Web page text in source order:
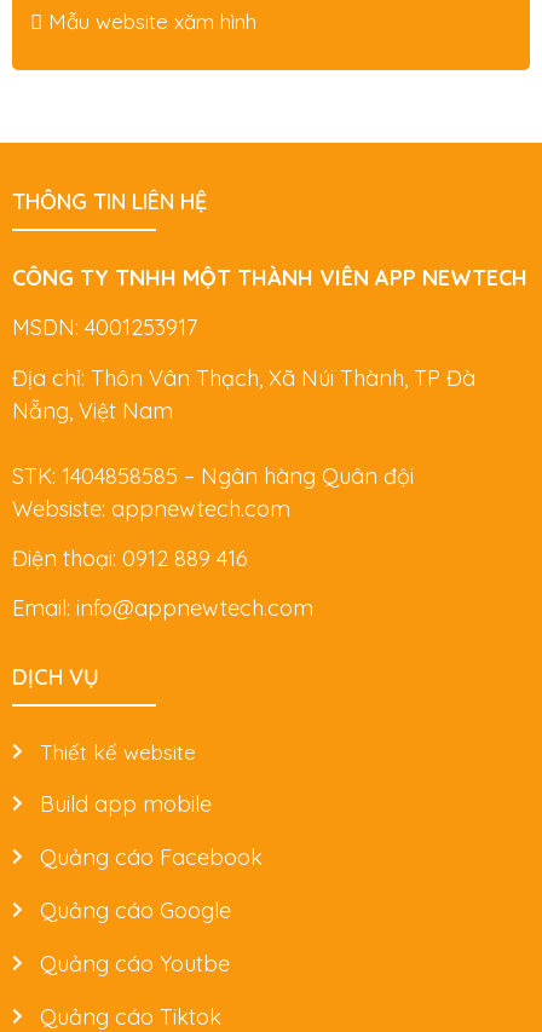
Mẫu website xăm hình
THÔNG TIN LIÊN HỆ
CÔNG TY TNHH MỘT THÀNH VIÊN APP NEWTECH
MSDN: 4001253917
Địa chỉ: Thôn Vân Thạch, Xã Núi Thành, TP Đà
Nẵng, Việt Nam
STK: 1404858585 – Ngân hàng Quân đội
Websiste: appnewtech.com
Điện thoại: 0912 889 416
Email: info@appnewtech.com
DỊCH VỤ
Thiết kế website
Build app mobile
Quảng cáo Facebook
Quảng cáo Google
Quảng cáo Youtbe
Quảng cáo Tiktok